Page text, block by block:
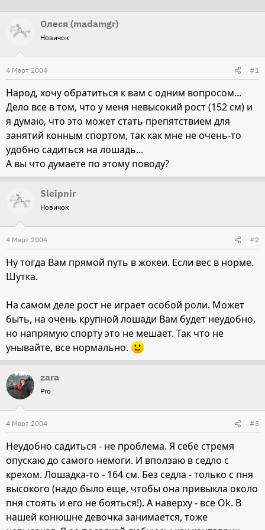
о
т
е
ы
а
а
л
а
Олеся (madamgr)
Новичок
4 Март 2004 #1
Народ, хочу обратиться к вам с одним вопросом...
Дело все в том, что у меня невысокий рост (152 см) и
я думаю, что это может стать препятствием для
занятий конным спортом, так как мне не очень-то
удобно садиться на лошадь...
А вы что думаете по этому поводу?
Sleipnir
Новичок
4 Март 2004 #2
Ну тогда Вам прямой путь в жокеи. Если вес в норме.
Шутка.
На самом деле рост не играет особой роли. Может
быть, на очень крупной лошади Вам будет неудобно,
но напрямую спорту это не мешает. Так что не
унывайте, все нормально.
zara
Pro
4 Март 2004 #3
Неудобно садиться - не проблема. Я себе стремя
опускаю до самого немоги. И вползаю в седло с
крехом. Лошадка-то - 164 см. Без седла - только с пня
высокого (надо было еще, чтобы она привыкла около
пня стоять и его не бояться!). А наверху - все Ok. В
нашей конюшне девочка занимается, тоже